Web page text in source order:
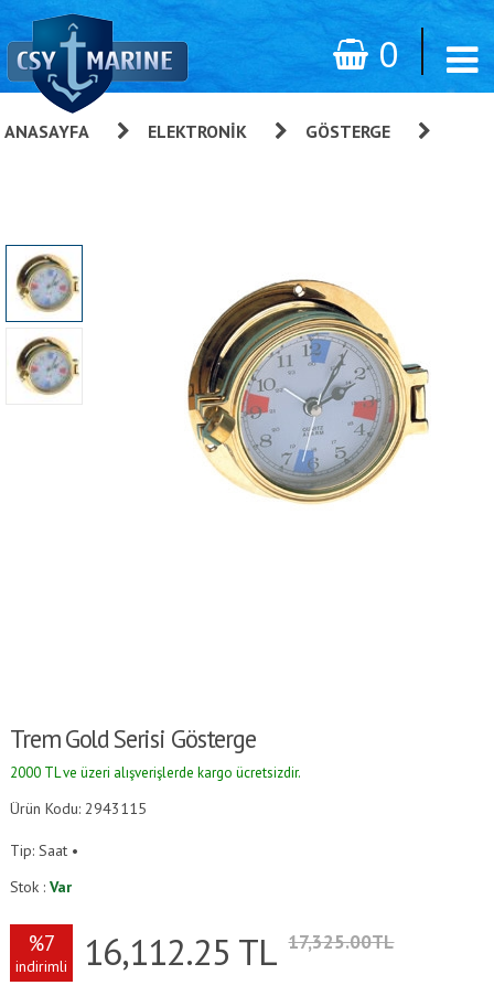
0
ANASAYFA ELEKTRONIK GÖSTERGE
Trem Gold Serisi Gösterge
2000 TL ve üzeri alışverişlerde kargo ücretsizdir.
Ürün Kodu: 2943115
Tip: Saat •
Stok :Var
%7
indirimli 16,112.25 TL 17,325.00TL